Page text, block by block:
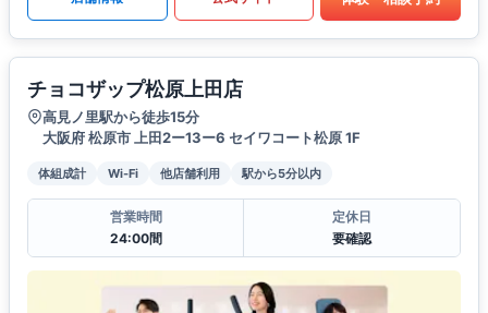
チョコザップ松原上田店
高見ノ里駅から徒歩15分
大阪府 松原市 上田2ー13ー6 セイワコート松原 1F
体組成計 Wi-Fi 他店舗利用 駅から5分以内
営業時間
24:00間
定休日
要確認